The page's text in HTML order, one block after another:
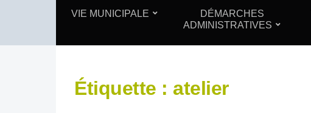
VIE MUNICIPALE
DÉMARCHES
ADMINISTRATIVES
Étiquette : atelier